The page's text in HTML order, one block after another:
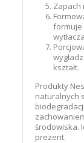
Zapach
formuje
kształt.
Produkty
naturalnych
środowiska.
prezent.